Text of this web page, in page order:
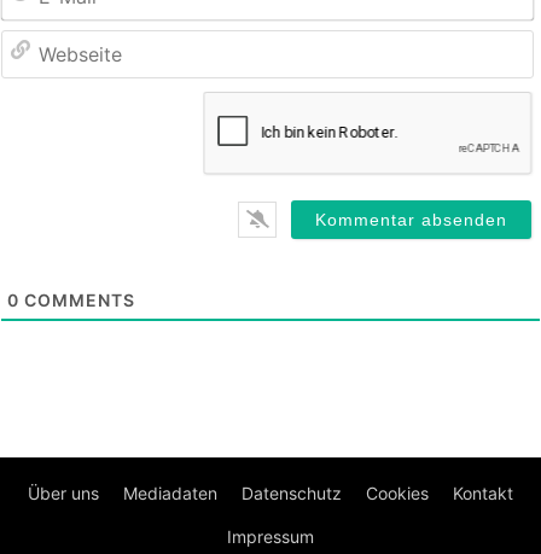
0 COMMENTS
Über uns Mediadaten Datenschutz Cookies Kontakt
Impressum